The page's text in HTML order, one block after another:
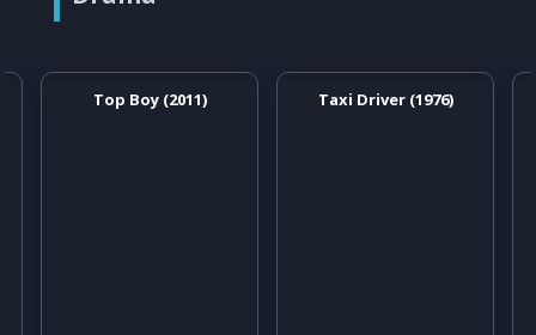
Top Boy (2011) Taxi Driver (1976)